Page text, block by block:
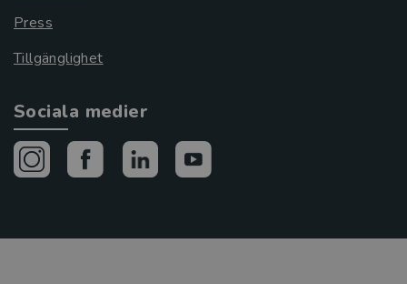
Press
Tillgänglighet
Sociala medier